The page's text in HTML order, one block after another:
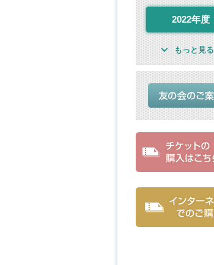
2022年度
もっと見る